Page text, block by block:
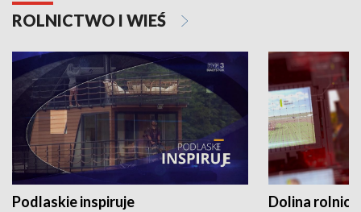
ROLNICTWO I WIEŚ
Podlaskie inspiruje Dolina